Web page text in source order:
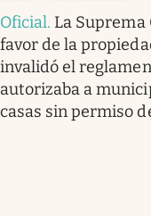
Oficial. La Suprema
favor de la
invalidó el
autorizaba a
casas sin permiso